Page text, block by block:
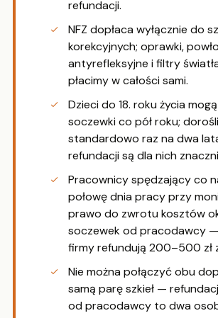
refundacji.
NFZ dopłaca wyłącznie do
korekcyjnych; oprawki,
antyrefleksyjne i filtry
płacimy w całości sami.
Dzieci do 18. roku życia
soczewki co pół roku; dorośli
standardowo raz na dwa
refundacji są dla nich
Pracownicy spędzający co
połowę dnia pracy przy
prawo do zwrotu kosztów
soczewek od pracodawcy
firmy refundują 200–500 zł
Nie można połączyć obu
samą parę szkieł —
od pracodawcy to dwa